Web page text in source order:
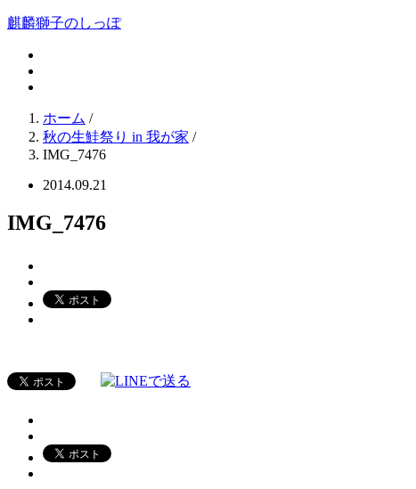
麒麟獅子のしっぽ
ホーム /
秋の生鮭祭り in 我が家 /
IMG_7476
2014.09.21
IMG_7476